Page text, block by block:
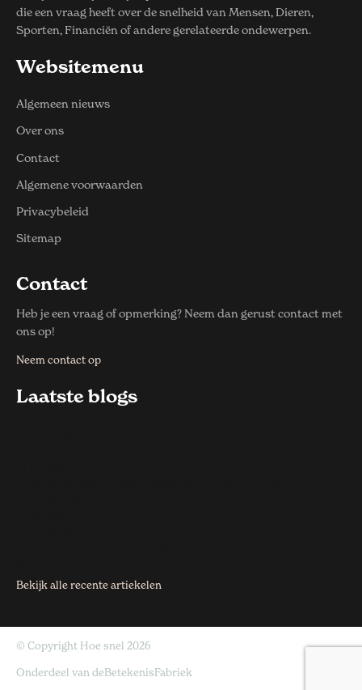
die een vraag heeft over de snelheid van Mensen, Dieren,
Sporten, Financiën of andere gerelateerde ondewerpen.
Websitemenu
Algemeen nieuws
Over ons
Contact
Algemene voorwaarden
Privacybeleid
Sitemap
Contact
Heb je een vraag of opmerking? Neem dan gerust contact met
ons op!
Neem contact op
Laatste blogs
Bekijk alle recente artiekelen
© Copyright Hoe snel 2026
Onderdeel vandeBetekenisFabriek